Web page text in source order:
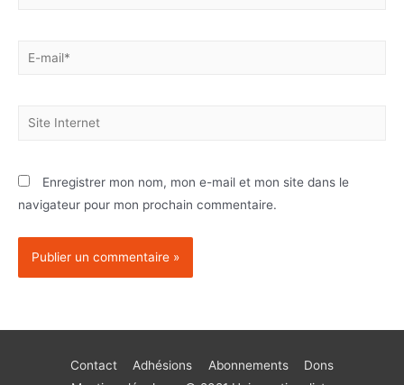
Enregistrer mon nom, mon e-mail et mon site dans le
navigateur pour mon prochain commentaire.
Contact Adhésions Abonnements
Dons